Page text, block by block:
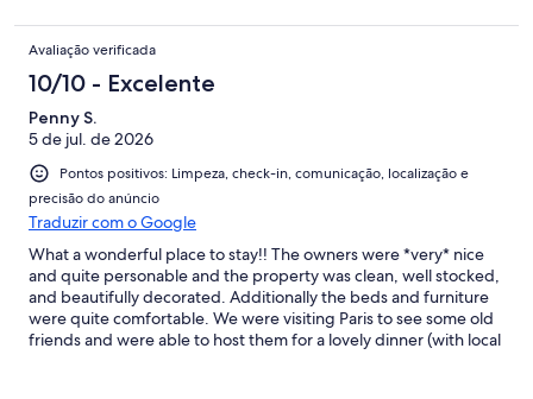
Avaliação verificada
10/10 - Excelente
Penny S.
5 de jul. de 2026
Pontos positivos: Limpeza, check-in, comunicação, localização e
precisão do anúncio
Traduzir com o Google
What a wonderful place to stay!! The owners were *very* nice
and quite personable and the property was clean, well stocked,
and beautifully decorated. Additionally the beds and furniture
were quite comfortable. We were visiting Paris to see some old
friends and were able to host them for a lovely dinner (with local